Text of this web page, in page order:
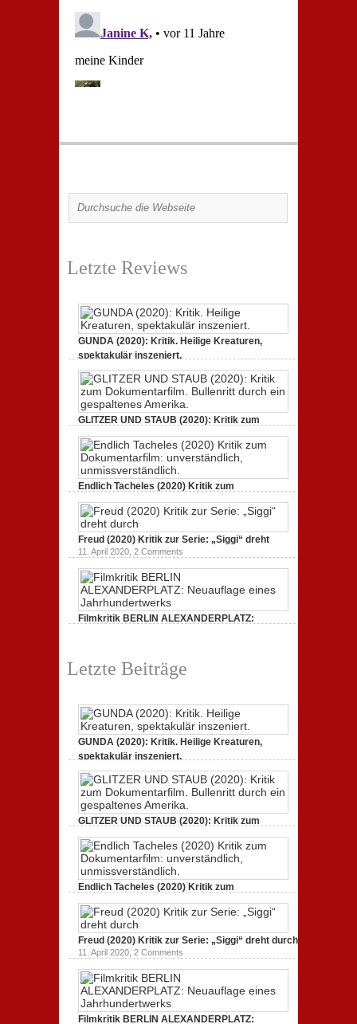
Letzte Reviews
GUNDA (2020): Kritik. Heilige Kreaturen,
spektakulär inszeniert.
GLITZER UND STAUB (2020): Kritik zum
Dokumentarfilm.
3. Oktober 2020,2 Comments
Endlich Tacheles (2020) Kritik zum
Dokumentarfilm: unverständlich,
19. Mai 2020,0 Comments
Freud (2020) Kritik zur Serie: „Siggi“ dreht
11. April 2020, 2 Comments
Filmkritik BERLIN ALEXANDERPLATZ:
Letzte Beiträge
GUNDA (2020): Kritik. Heilige Kreaturen,
spektakulär inszeniert.
GLITZER UND STAUB (2020): Kritik zum
Dokumentarfilm. Bullenritt durch ein
gespaltenes Amerika.
3. Oktober 2020,2 Comments
Endlich Tacheles (2020) Kritik zum
Dokumentarfilm: unverständlich,
unmissverständlich.
19. Mai 2020,0 Comments
Freud (2020) Kritik zur Serie: „Siggi“ dreht durch
11. April 2020, 2 Comments
Filmkritik BERLIN ALEXANDERPLATZ: